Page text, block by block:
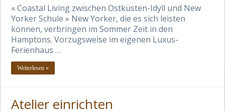
« Coastal Living zwischen Ostküsten-Idyll und New
Yorker Schule » New Yorker, die es sich leisten
können, verbringen im Sommer Zeit in den
Hamptons. Vorzugsweise im eigenen Luxus-
Ferienhaus …
Weiterlesen »
Atelier einrichten